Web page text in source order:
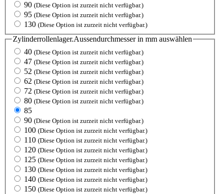
90 (Diese Option ist zurzeit nicht verfügbar.)
95 (Diese Option ist zurzeit nicht verfügbar.)
130 (Diese Option ist zurzeit nicht verfügbar.)
Zylinderrollenlager.Aussendurchmesser in mm auswählen
40 (Diese Option ist zurzeit nicht verfügbar.)
47 (Diese Option ist zurzeit nicht verfügbar.)
52 (Diese Option ist zurzeit nicht verfügbar.)
62 (Diese Option ist zurzeit nicht verfügbar.)
72 (Diese Option ist zurzeit nicht verfügbar.)
80 (Diese Option ist zurzeit nicht verfügbar.)
85
90 (Diese Option ist zurzeit nicht verfügbar.)
100 (Diese Option ist zurzeit nicht verfügbar.)
110 (Diese Option ist zurzeit nicht verfügbar.)
120 (Diese Option ist zurzeit nicht verfügbar.)
125 (Diese Option ist zurzeit nicht verfügbar.)
130 (Diese Option ist zurzeit nicht verfügbar.)
140 (Diese Option ist zurzeit nicht verfügbar.)
150 (Diese Option ist zurzeit nicht verfügbar.)